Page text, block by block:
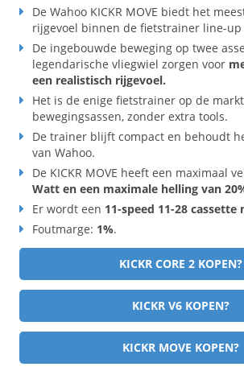
De Wahoo KICKR MOVE biedt het
rijgevoel binnen de fietstrainer line-up
De ingebouwde beweging op twee
legendarische vliegwiel zorgen voor
een realistisch rijgevoel.
Het is de enige fietstrainer op de
bewegingsassen, zonder extra tools.
De trainer blijft compact en behoudt
van Wahoo.
De KICKR MOVE heeft een maximaal
Watt en een maximale helling van
Er wordt een 11-speed 11-28 cassette
Foutmarge: 1%.
KICKR CORE 2 KOPEN?
KICKR V6 KOPEN?
KICKR MOVE KOPEN?